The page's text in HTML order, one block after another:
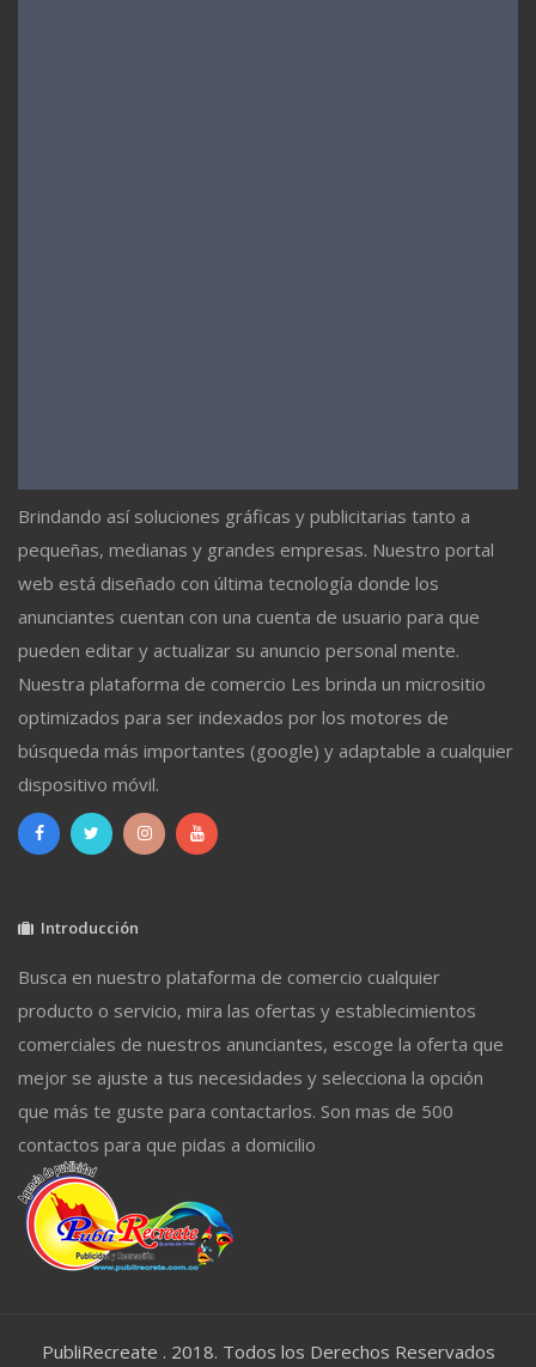
Brindando así soluciones gráficas y publicitarias tanto a
pequeñas, medianas y grandes empresas. Nuestro portal
web está diseñado con última tecnología donde los
anunciantes cuentan con una cuenta de usuario para que
pueden editar y actualizar su anuncio personal mente.
Nuestra plataforma de comercio Les brinda un micrositio
optimizados para ser indexados por los motores de
búsqueda más importantes (google) y adaptable a cualquier
dispositivo móvil.
Introducción
Busca en nuestro plataforma de comercio cualquier
producto o servicio, mira las ofertas y establecimientos
comerciales de nuestros anunciantes, escoge la oferta que
mejor se ajuste a tus necesidades y selecciona la opción
que más te guste para contactarlos. Son mas de 500
contactos para que pidas a domicilio
PubliRecreate . 2018. Todos los Derechos Reservados